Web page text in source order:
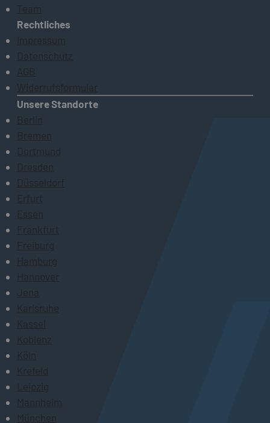
Team
Rechtliches
Impressum
Datenschutz
AGB
Widerrufsformular
Unsere Standorte
Berlin
Bremen
Dortmund
Dresden
Düsseldorf
Erfurt
Essen
Frankfurt
Freiburg
Hamburg
Hannover
Jena
Karlsruhe
Kassel
Koblenz
Köln
Krefeld
Leipzig
Mannheim
München